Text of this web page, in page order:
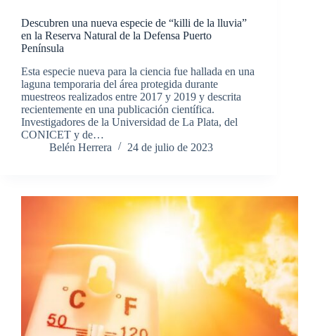
Descubren una nueva especie de “killi de la lluvia”
en la Reserva Natural de la Defensa Puerto
Península
Esta especie nueva para la ciencia fue hallada en una
laguna temporaria del área protegida durante
muestreos realizados entre 2017 y 2019 y descrita
recientemente en una publicación científica.
Investigadores de la Universidad de La Plata, del
CONICET y de…
Belén Herrera
24 de julio de 2023